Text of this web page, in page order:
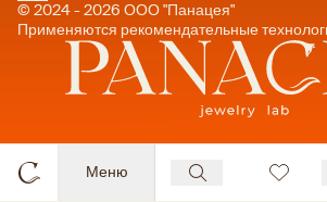
Меню
© 2024 - 2026 ООО "Панацея"
Применяются рекомендательные